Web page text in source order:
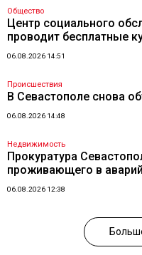
Общество
Центр социального
проводит бесплатные
06.08.2026 14:51
Происшествия
В Севастополе снова
06.08.2026 14:48
Недвижимость
Прокуратура
проживающего в
06.08.2026 12:38